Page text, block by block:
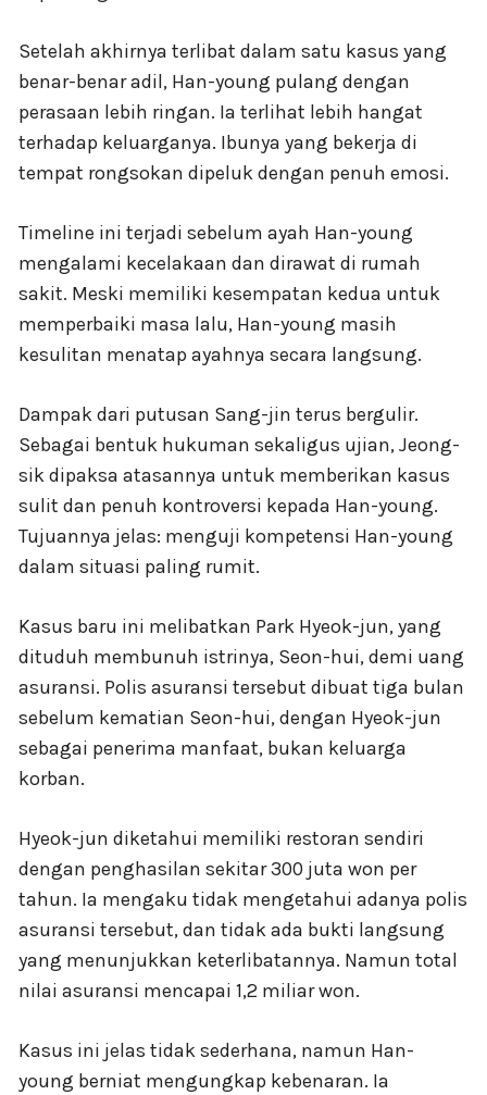
Setelah akhirnya terlibat dalam satu kasus yang
benar-benar adil, Han-young pulang dengan
perasaan lebih ringan. Ia terlihat lebih hangat
terhadap keluarganya. Ibunya yang bekerja di
tempat rongsokan dipeluk dengan penuh emosi.
Timeline ini terjadi sebelum ayah Han-young
mengalami kecelakaan dan dirawat di rumah
sakit. Meski memiliki kesempatan kedua untuk
memperbaiki masa lalu, Han-young masih
kesulitan menatap ayahnya secara langsung.
Dampak dari putusan Sang-jin terus bergulir.
Sebagai bentuk hukuman sekaligus ujian, Jeong-
sik dipaksa atasannya untuk memberikan kasus
sulit dan penuh kontroversi kepada Han-young.
Tujuannya jelas: menguji kompetensi Han-young
dalam situasi paling rumit.
Kasus baru ini melibatkan Park Hyeok-jun, yang
dituduh membunuh istrinya, Seon-hui, demi uang
asuransi. Polis asuransi tersebut dibuat tiga bulan
sebelum kematian Seon-hui, dengan Hyeok-jun
sebagai penerima manfaat, bukan keluarga
korban.
Hyeok-jun diketahui memiliki restoran sendiri
dengan penghasilan sekitar 300 juta won per
tahun. Ia mengaku tidak mengetahui adanya polis
asuransi tersebut, dan tidak ada bukti langsung
yang menunjukkan keterlibatannya. Namun total
nilai asuransi mencapai 1,2 miliar won.
Kasus ini jelas tidak sederhana, namun Han-
young berniat mengungkap kebenaran. Ia